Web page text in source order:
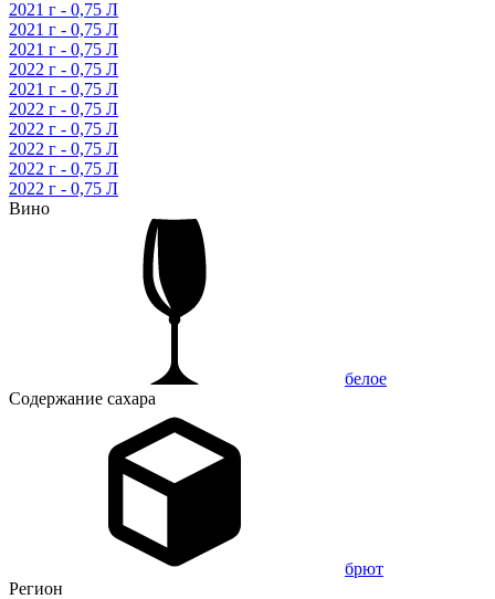
2021 г - 0,75 Л
2021 г - 0,75 Л
2021 г - 0,75 Л
2022 г - 0,75 Л
2021 г - 0,75 Л
2022 г - 0,75 Л
2022 г - 0,75 Л
2022 г - 0,75 Л
2022 г - 0,75 Л
2022 г - 0,75 Л
Вино
белое
Содержание сахара
брют
Регион